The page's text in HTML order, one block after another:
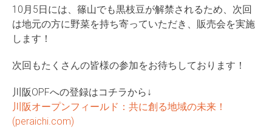
10月5日には、篠山でも黒枝豆が解禁されるため、次回
は地元の方に野菜を持ち寄っていただき、販売会を実施
します！
次回もたくさんの皆様の参加をお待ちしております！
川阪OPFへの登録はコチラから↓
川阪オープンフィールド：共に創る地域の未来！
(peraichi.com)